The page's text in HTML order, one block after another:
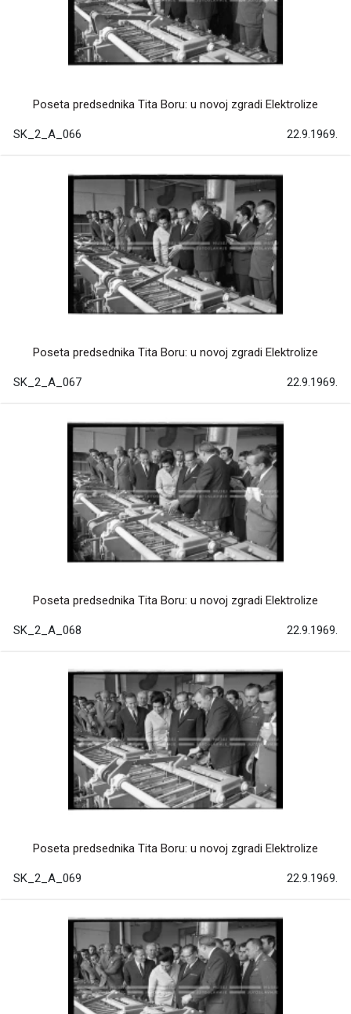
Poseta predsednika Tita Boru: u novoj zgradi Elektrolize
SK_2_A_066 22.9.1969.
Poseta predsednika Tita Boru: u novoj zgradi Elektrolize
SK_2_A_067 22.9.1969.
Poseta predsednika Tita Boru: u novoj zgradi Elektrolize
SK_2_A_068 22.9.1969.
Poseta predsednika Tita Boru: u novoj zgradi Elektrolize
SK_2_A_069 22.9.1969.